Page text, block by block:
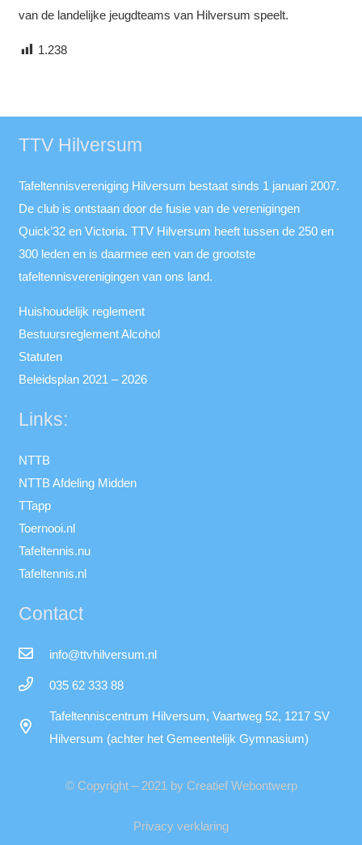
van de landelijke jeugdteams van Hilversum speelt.
1.238
TTV Hilversum
Tafeltennisvereniging Hilversum bestaat sinds 1 januari 2007.
De club is ontstaan door de fusie van de verenigingen
Quick’32 en Victoria. TTV Hilversum heeft tussen de 250 en
300 leden en is daarmee een van de grootste
tafeltennisverenigingen van ons land.
Huishoudelijk reglement
Bestuursreglement Alcohol
Statuten
Beleidsplan 2021 – 2026
Links:
NTTB
NTTB Afdeling Midden
TTapp
Toernooi.nl
Tafeltennis.nu
Tafeltennis.nl
Contact
info@ttvhilversum.nl
035 62 333 88
Tafeltenniscentrum Hilversum, Vaartweg 52, 1217 SV
Hilversum (achter het Gemeentelijk Gymnasium)
© Copyright – 2021 by Creatief Webontwerp
Privacy verklaring